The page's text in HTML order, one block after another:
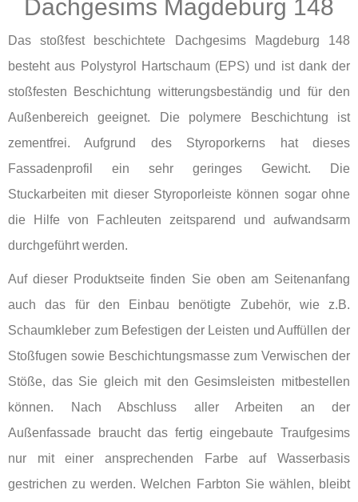
Dachgesims Magdeburg 148
Das stoßfest beschichtete Dachgesims Magdeburg 148
besteht aus Polystyrol Hartschaum (EPS) und ist dank der
stoßfesten Beschichtung witterungsbeständig und für den
Außenbereich geeignet. Die polymere Beschichtung ist
zementfrei. Aufgrund des Styroporkerns hat dieses
Fassadenprofil ein sehr geringes Gewicht. Die
Stuckarbeiten mit dieser Styroporleiste können sogar ohne
die Hilfe von Fachleuten zeitsparend und aufwandsarm
durchgeführt werden.
Auf dieser Produktseite finden Sie oben am Seitenanfang
auch das für den Einbau benötigte Zubehör, wie z.B.
Schaumkleber zum Befestigen der Leisten und Auffüllen der
Stoßfugen sowie Beschichtungsmasse zum Verwischen der
Stöße, das Sie gleich mit den Gesimsleisten mitbestellen
können. Nach Abschluss aller Arbeiten an der
Außenfassade braucht das fertig eingebaute Traufgesims
nur mit einer ansprechenden Farbe auf Wasserbasis
gestrichen zu werden. Welchen Farbton Sie wählen, bleibt